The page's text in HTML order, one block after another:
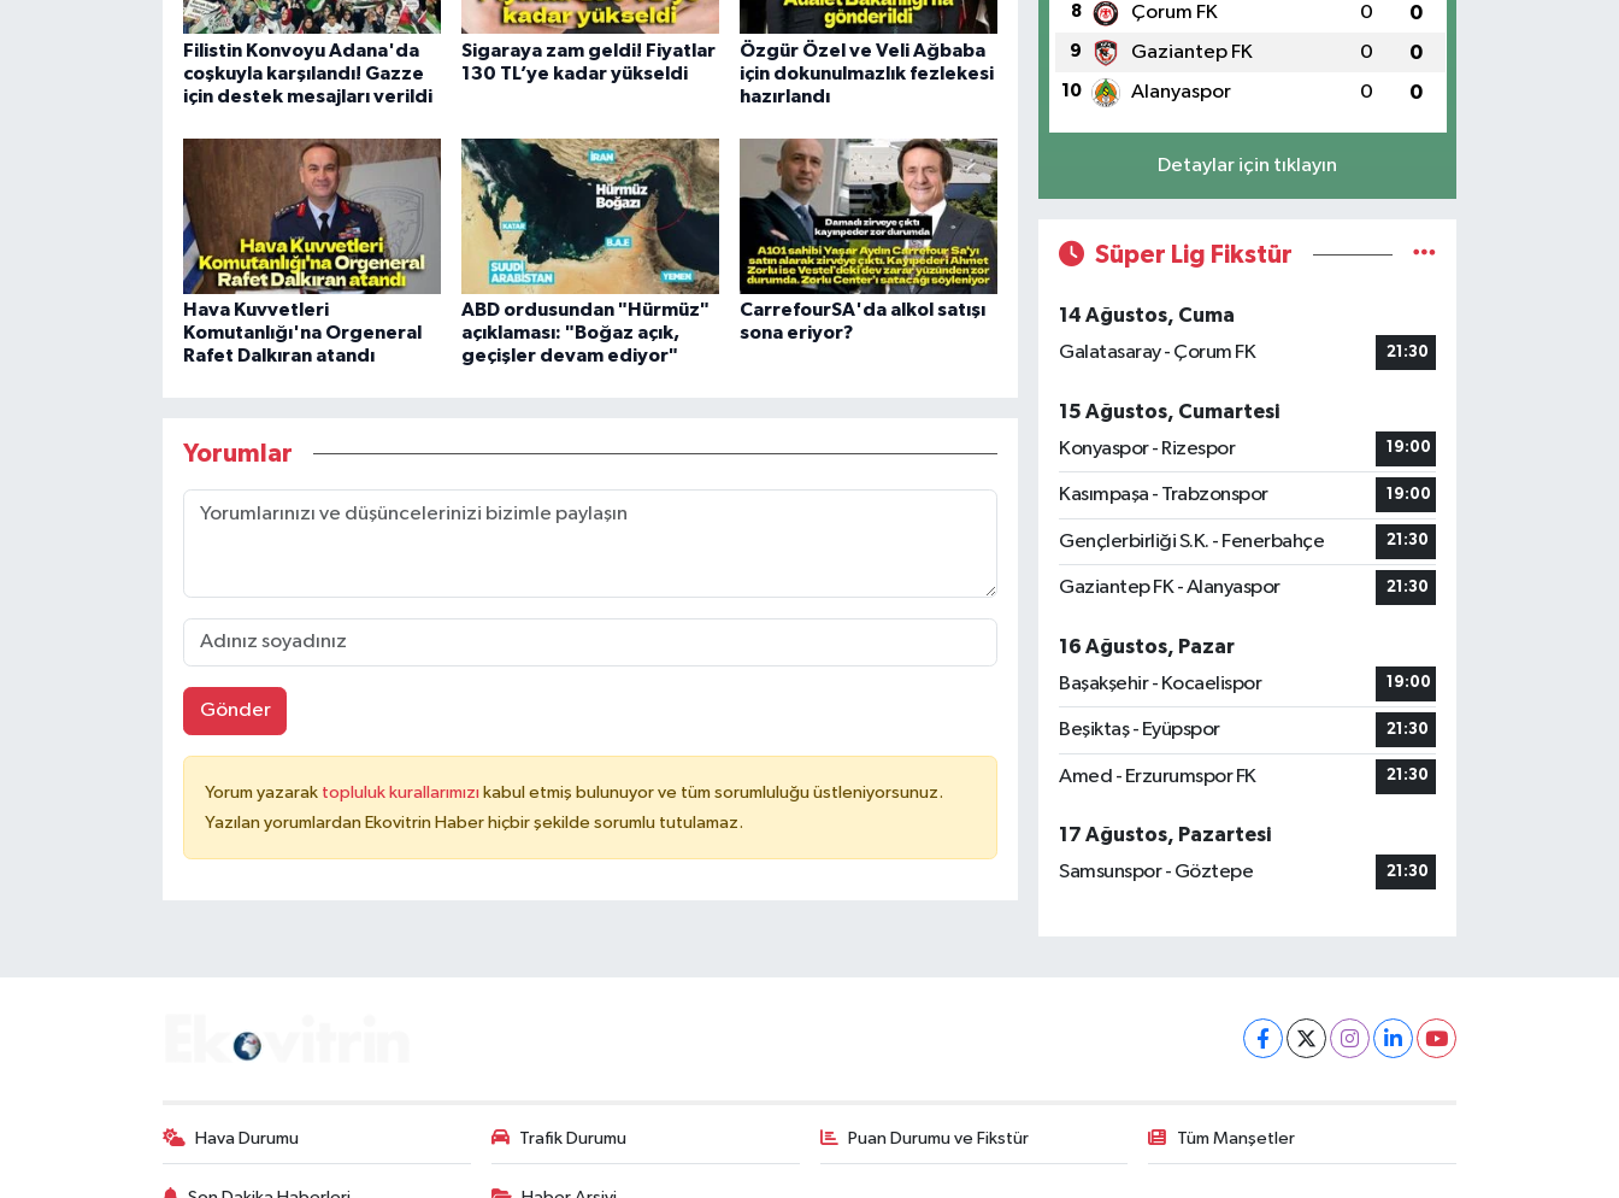
Filistin Konvoyu Adana'da
coşkuyla karşılandı! Gazze
için destek mesajları verildi
Sigaraya zam geldi! Fiyatlar
130 TL’ye kadar yükseldi
Özgür Özel ve Veli Ağbaba
için dokunulmazlık fezlekesi
hazırlandı
Hava Kuvvetleri
Komutanlığı'na Orgeneral
Rafet Dalkıran atandı
ABD ordusundan "Hürmüz"
açıklaması: "Boğaz açık,
geçişler devam ediyor"
CarrefourSA'da alkol satışı
sona eriyor?
Yorumlar
Gönder
Yorum yazarak topluluk kurallarımızı kabul etmiş bulunuyor ve tüm sorumluluğu üstleniyorsunuz.
Yazılan yorumlardan Ekovitrin Haber hiçbir şekilde sorumlu tutulamaz.
8 Çorum FK 0 0
9 Gaziantep FK 0 0
10 Alanyaspor 0 0
Detaylar için tıklayın
Süper Lig Fikstür
14 Ağustos, Cuma
Galatasaray - Çorum FK
21:30
15 Ağustos, Cumartesi
Konyaspor - Rizespor
19:00
Kasımpaşa - Trabzonspor 19:00
Gençlerbirliği S.K. - Fenerbahçe 21:30
Gaziantep FK - Alanyaspor 21:30
16 Ağustos, Pazar
Başakşehir - Kocaelispor
19:00
Beşiktaş - Eyüpspor 21:30
Amed - Erzurumspor FK 21:30
17 Ağustos, Pazartesi
Samsunspor - Göztepe
21:30
Hava Durumu Trafik Durumu Puan Durumu ve Fikstür Tüm Manşetler